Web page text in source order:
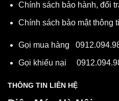
Chính sách bảo hành, đổi
Chính sách bảo mật thông
Gọi mua hàng
Gọi khiếu nại
THÔNG TIN LIÊN HỆ